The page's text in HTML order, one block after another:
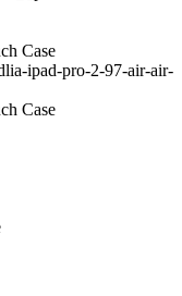
Case
ipad-pro-2-97-air-air-
Case